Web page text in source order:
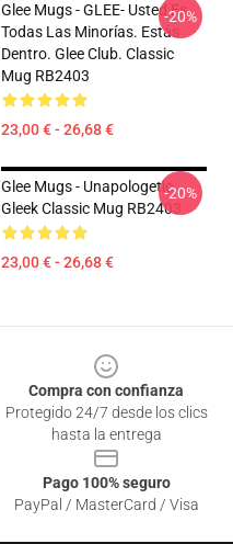
Glee Mugs - GLEE- Usted Es
Todas Las Minorías. Estás
Dentro. Glee Club. Classic
Mug RB2403
23,00 € - 26,68 €
-20%
Glee Mugs - Unapologetic
Gleek Classic Mug RB2403
23,00 € - 26,68 €
-20%
Compra con confianza
Protegido 24/7 desde los clics
hasta la entrega
Pago 100% seguro
PayPal / MasterCard / Visa